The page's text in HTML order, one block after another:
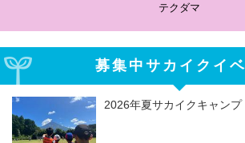
テクダマ
募集中サカイクイ
2026年夏サカイクキャンプ